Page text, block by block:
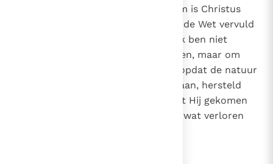
al en rechtvaardigde niet. Daarom is Christus
niet tevergeefs gestorven, opdat de Wet vervuld
zou worden door Hem die zei: "Ik ben niet
gekomen om de Wet te vernietigen, maar om
, en opdat de natuur
die door Adam verloren was gegaan, hersteld
zou worden door Hem die zei dat Hij gekomen
was "om te zoeken en te redden wat verloren